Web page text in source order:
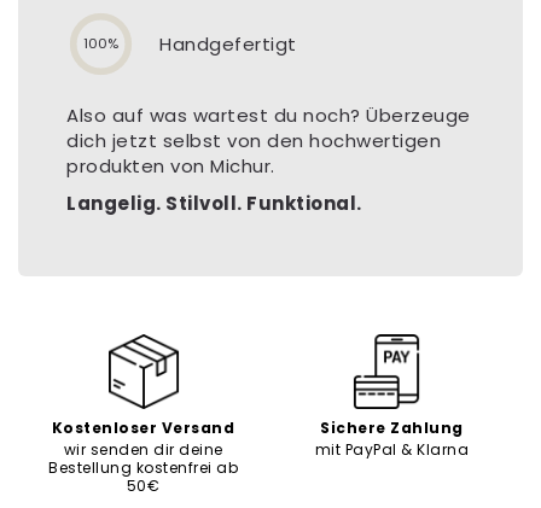
100% Handgefertigt
Also auf was wartest du noch? Überzeuge
dich jetzt selbst von den hochwertigen
produkten von Michur.
Langelig. Stilvoll. Funktional.
Kostenloser Versand
wir senden dir deine
Bestellung kostenfrei ab
50€
Sichere Zahlung
mit PayPal & Klarna